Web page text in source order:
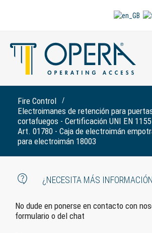
Fire Control
Electroimanes de retención para
cortafuegos - Certificación UNI EN 1155
Art. 01780 - Caja de electroimán
para electroimán 18003
¿NECESITA MÁS
No dude en ponerse en contacto con
formulario o del chat